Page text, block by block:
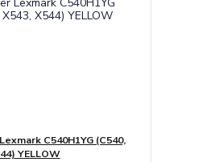
C540H1YG (C540,
YELLOW